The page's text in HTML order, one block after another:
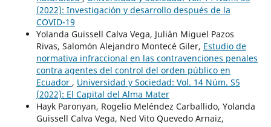
(2022): Investigación y desarrollo después de la
COVID-19
Yolanda Guissell Calva Vega, Julián Miguel Pazos
Rivas, Salomón Alejandro Montecé Giler, Estudio de
normativa infraccional en las contravenciones penales
contra agentes del control del orden público en
Ecuador , Universidad y Sociedad: Vol. 14 Núm. S5
(2022): El Capital del Alma Mater
Hayk Paronyan, Rogelio Meléndez Carballido, Yolanda
Guissell Calva Vega, Ned Vito Quevedo Arnaiz,